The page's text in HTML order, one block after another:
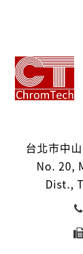
台北市中
No. 20,
Dist.,